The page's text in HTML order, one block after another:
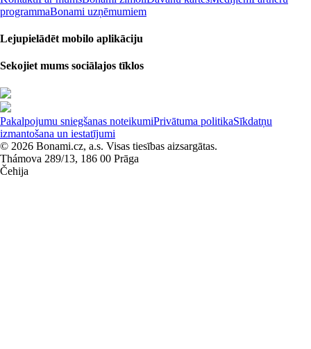
programmaBonami uzņēmumiem
Lejupielādēt mobilo aplikāciju
Sekojiet mums sociālajos tīklos
Pakalpojumu sniegšanas noteikumiPrivātuma politikaSīkdatņu
izmantošana un iestatījumi
© 2026 Bonami.cz, a.s. Visas tiesības aizsargātas.
Thámova 289/13, 186 00 Prāga
Čehija